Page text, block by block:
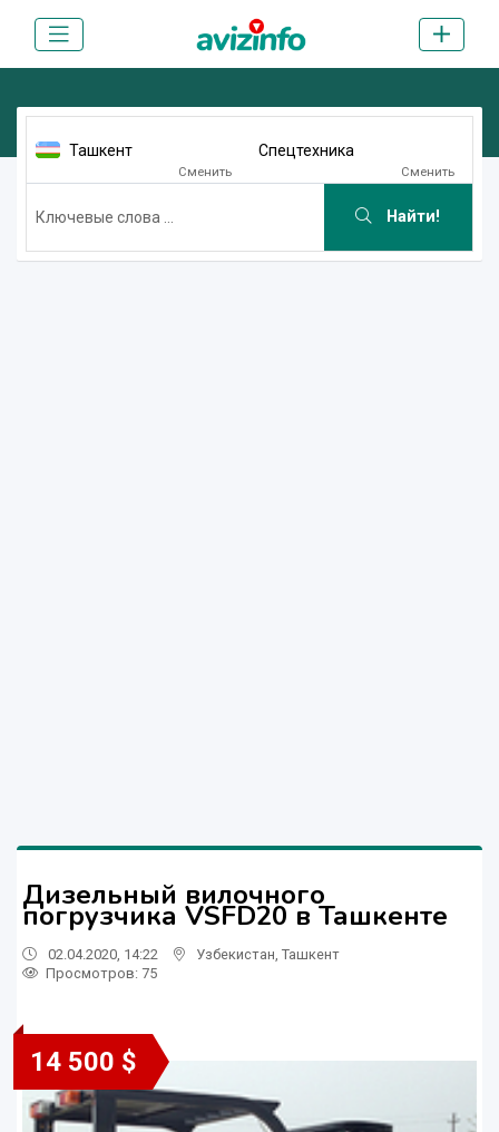
Ташкент
Сменить
Спецтехника
Сменить
Найти!
Дизельный вилочного
погрузчика VSFD20 в Ташкенте
02.04.2020, 14:22 Узбекистан Ташкент
Просмотров: 75
14 500 $